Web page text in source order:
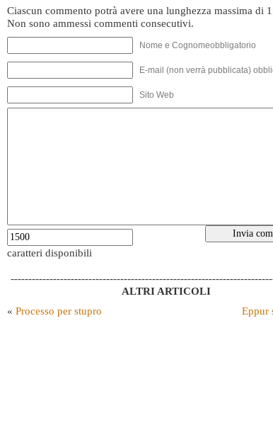
Ciascun commento potrà avere una lunghezza massima di
Non sono ammessi commenti consecutivi.
Nome e Cognomeobbligatorio
E-mail (non verrà pubblicata)
Sito Web
caratteri disponibili
ALTRI ARTICOLI
« Processo per stupro Eppur